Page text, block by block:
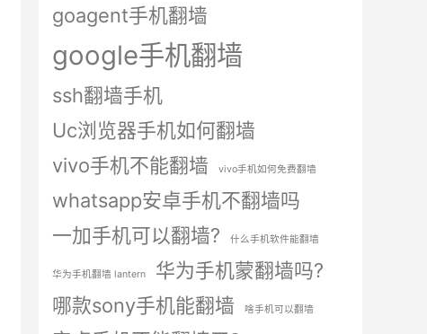
goagent手机翻墙
google手机翻墙
ssh翻墙手机
Uc浏览器手机如何翻墙
vivo手机不能翻墙
vivo手机如何免费翻墙
whatsapp安卓手机不翻墙吗
一加手机可以翻墙?
什么手机软件能翻墙
华为手机翻墙 lantern
华为手机蒙翻墙吗?
哪款sony手机能翻墙
啥手机可以翻墙